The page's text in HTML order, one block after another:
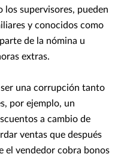
los supervisores, pueden
y conocidos como
de la nómina u
extras.
una corrupción tanto
por ejemplo, un
a cambio de
ventas que después
el vendedor cobra bonos